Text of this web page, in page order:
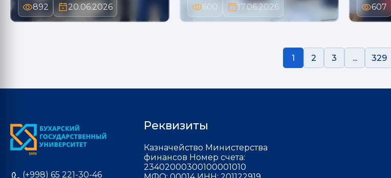
892 20.06.2026 600 17.06.2026 607
1 2 3 ... 329
(+998) 65 221-30-46
Реквизиты
Казначейство Министерства
финансов Номер счета:
23402000300100001010